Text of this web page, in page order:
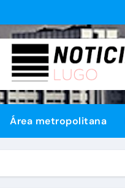
Área metropolitana